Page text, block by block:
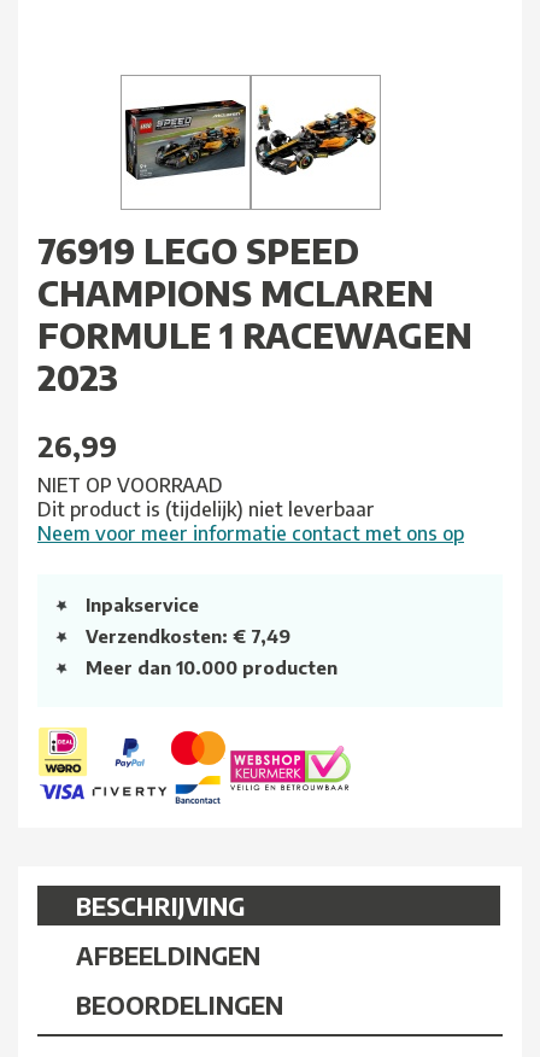
76919 LEGO SPEED
CHAMPIONS MCLAREN
FORMULE 1 RACEWAGEN
2023
26,99
NIET OP VOORRAAD
Dit product is (tijdelijk) niet leverbaar
Neem voor meer informatie contact met ons op
Inpakservice
Verzendkosten: € 7,49
Meer dan 10.000 producten
BESCHRIJVING
AFBEELDINGEN
BEOORDELINGEN